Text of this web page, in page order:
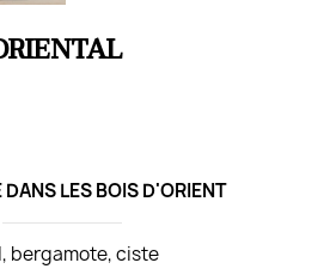
DANS LES BOIS D'ORIENT
bergamote, ciste